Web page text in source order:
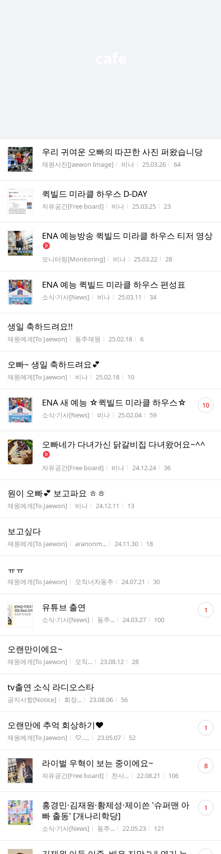
우리 귀여운 오빠의 따끈한 사진 퍼왔습니당
게시판명
재원사진[Jaewon Image] 작성자
비나 작성시간
25.03.26 조회수
64
퀵빌드 미라클 하우스 D-DAY
게시판명
자유공간[Free board] 작성자
비나 작성시간
25.03.25 조회수
23
ENA 예능방송 퀵빌드 미라클 하우스 티저 영상
게시판명
모니터링[Monitoring] 작성자
비나 작성시간
25.03.22 조회수
28
ENA 예능 퀵빌드 미라클 하우스 편성표
게시판명
소식·기사[News] 작성자
비나 작성시간
25.03.11 조회수
34
생일 축하드려요!!
게시판명
재원에게[To Jaewon] 작성자
동주재원 작성시간
25.02.18 조회수
6
오빠~ 생일 축하드려요💕
게시판명
재원에게[To Jaewon] 작성자
비나 작성시간
25.02.18 조회수
10
ENA 새 예능 ☆퀵빌드 미라클 하우스☆
게시판명
소식·기사[News] 작성자
비나 작성시간
25.02.04 조회수
59
댓
글10
오빠네가 다녀가신 닭갈비집 다녀왔어요~^^
게시판명
자유공간[Free board] 작성자
비나 작성시간
24.12.24 조회수
36
원이 오빠💕 보고파요 ㅎㅎ
게시판명
재원에게[To Jaewon] 작성자
비나 작성시간
24.12.11 조회수
13
보고싶다
게시판명
재원에게[To Jaewon] 작성자
aranonm... 작성시간
24.11.30 조회수
18
ㅠㅠ
게시판명
재원에게[To Jaewon] 작성자
오직너차동주 작성시간
24.07.21 조회수
30
유튜브 출연
게시판명
소식·기사[News] 작성자
동주... 작성시간
24.03.27 조회수
100
댓
글 1
오랜만이에요~
게시판명
재원에게[To Jaewon] 작성자
오직... 작성시간
23.08.12 조회수
28
tv출연 소식 라디오스타
게시판명
공지사항[Notice] 작성자
회장... 작성시간
23.08.06 조회수
56
오랜만에 추억 회상하기♥
게시판명
재원에게[To Jaewon] 작성자
♡‥... 작성시간
23.05.07 조회수
52
댓
글 1
라이벌 우혁이 보는 중이에요~
게시판명
자유공간[Free board] 작성자
천사... 작성시간
22.08.21 조회수
106
댓
글 8
홍경민·김재원·황제성·제이쓴 '슈퍼맨 아
빠 출동' [개나리학당]
게시판명
소식·기사[News] 작성자
동주... 작성시간
22.05.23 조회수
121
댓
글 1
댓